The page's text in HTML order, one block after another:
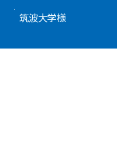
筑波大学様